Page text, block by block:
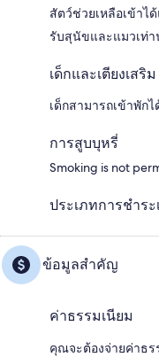
สัตว์ช่วยเหลือเข้าไ
รับสุนัขและแมวเท่
เด็กและเตียงเสริม
เด็กสามารถเข้าพักไ
การสูบบุหรี่
Smoking is not
ประเภทการชำระ
ข้อมูลสำคัญ
ค่าธรรมเนียม
คุณจะต้องจ่ายค่าธ